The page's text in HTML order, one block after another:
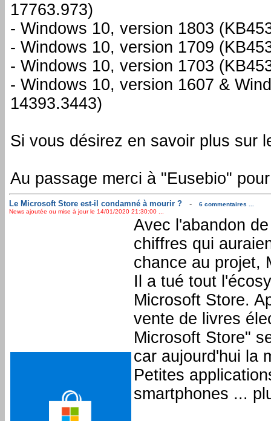
17763.973)
- Windows 10, version 1803
- Windows 10, version 1709
- Windows 10, version 1703
- Windows 10, version 1607 &
14393.3443)
Si vous désirez en savoir plus sur
Au passage merci à "Eusebio"
Le Microsoft Store est-il condamné à mourir ? -
6 commentaires ...
News ajoutée ou mise à jour le 14/01/2020 21:30:00 ...
Avec l'abandon
chiffres qui
chance au projet,
Il a tué tout
Microsoft Store.
vente de livres
Microsoft Store"
car aujourd'hui la
Petites
smartphones ...